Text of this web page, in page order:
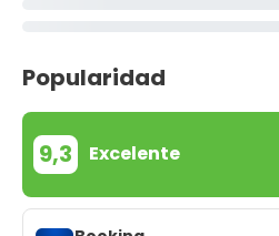
Popularidad
9,3 Excelente